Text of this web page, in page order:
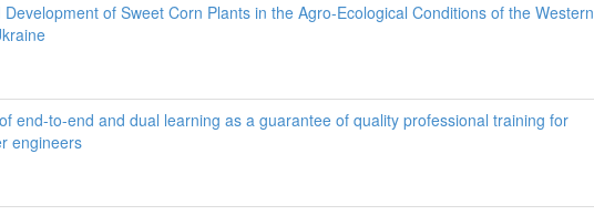
of Sweet Corn Plants in the Agro-Ecological Conditions of the Western
end-to-end and dual learning as a guarantee of quality professional training for
engineers